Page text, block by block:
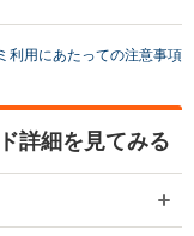
利用にあたっての注意事項
詳細を見てみる